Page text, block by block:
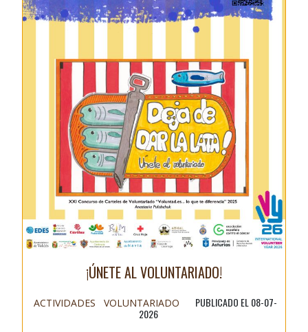
¡ÚNETE AL VOLUNTARIADO!
ACTIVIDADES VOLUNTARIADO
PUBLICADO EL 08-07-
2026